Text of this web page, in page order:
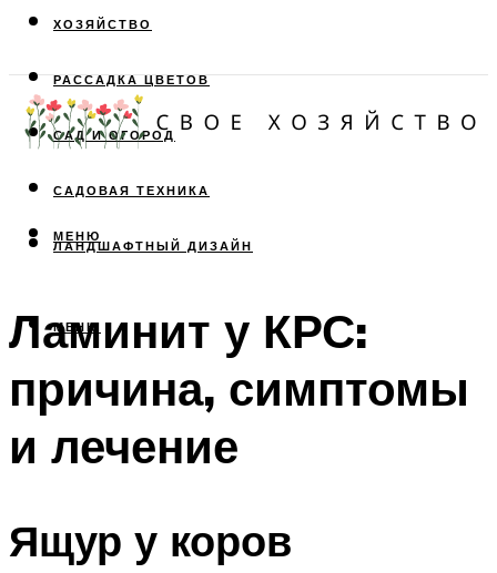
ХОЗЯЙСТВО
РАССАДКА ЦВЕТОВ
САД И ОГОРОД
САДОВАЯ ТЕХНИКА
ЛАНДШАФТНЫЙ ДИЗАЙН
МЕНЮ
МЕНЮ
Ламинит у КРС:
причина, симптомы
и лечение
Ящур у коров